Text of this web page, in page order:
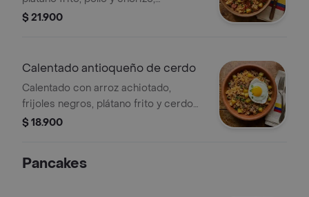
acompañado de huevo frito.
$ 21.900
Calentado antioqueño de cerdo
Calentado con arroz achiotado,
frijoles negros, plátano frito y cerdo
desmechado en salsa BBQ,
$ 18.900
Pancakes